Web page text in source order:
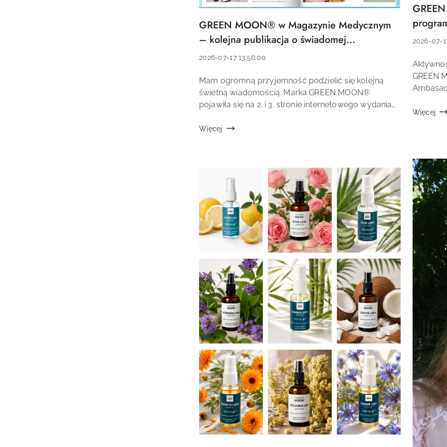
Tytuł
artykułu:
GREEN MOON® w Magazynie Medycznym
– kolejna publikacja o świadomej
pielęgnacji! 💚📰
Data
2026-07-17 13:56:00
Treść
artykułu:
Mam ogromną przyjemność podzielić się kolejną
świetną wiadomością. Marka GREEN MOON®
pojawiła się na 2. i 3. stronie internetowego wydania
miejsce, w którym mogę opowiedzieć o filozofii marki
Więcej
Tytuł
Data
2026-07-
Treść
artykułu:
GREEN
GREEN
Więcej